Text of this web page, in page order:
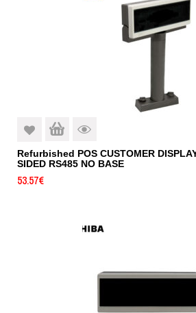
Refurbished POS CUSTOMER
SIDED RS485 NO BASE
53.57€